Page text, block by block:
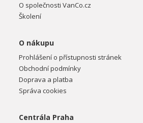
O společnosti VanCo.cz
Školení
O nákupu
Prohlášení o přístupnosti stránek
Obchodní podmínky
Doprava a platba
Správa cookies
Centrála Praha